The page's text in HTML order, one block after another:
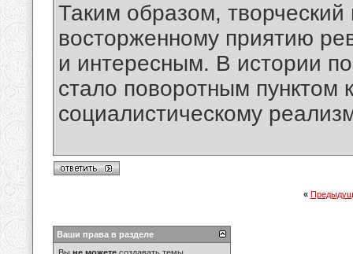
Таким образом, творческий
восторженному приятию
и интересным. В истории
стало поворотным пунктом
социалистическому
«
Ваши права в разделе